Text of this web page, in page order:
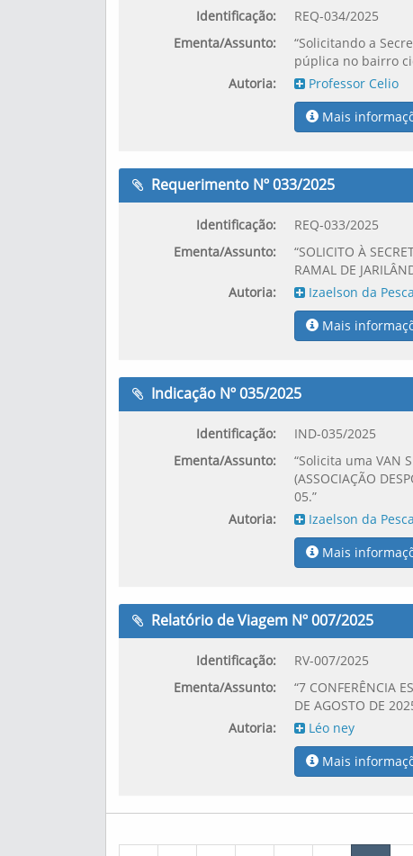
Identificação:
REQ-034/2025
Ementa/Assunto:
“Solicitando a
púplica no bairro
Autoria:
Professor Celio
Mais
Requerimento Nº 033/2025
Identificação:
REQ-033/2025
Ementa/Assunto:
“SOLICITO À
RAMAL DE
Autoria:
Izaelson da Pesca
Mais
Indicação Nº 035/2025
Identificação:
IND-035/2025
Ementa/Assunto:
“Solicita uma VAN
(ASSOCIAÇÃO
05.”
Autoria:
Izaelson da Pesca
Mais
Relatório de Viagem Nº 007/2025
Identificação:
RV-007/2025
Ementa/Assunto:
“7 CONFERÊNCIA
DE AGOSTO DE
Autoria:
Léo ney
Mais